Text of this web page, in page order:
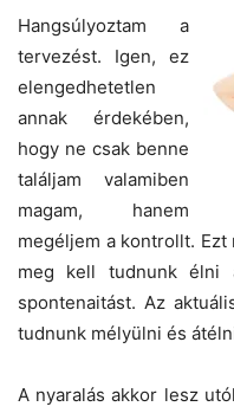
Hangsúlyoztam a
tervezést. Igen, ez
elengedhetetlen
annak érdekében,
hogy ne csak benne
találjam valamiben
magam, hanem
megéljem a kontrollt.
meg kell tudnunk élni
spontenaitást. Az
tudnunk mélyülni és
A nyaralás akkor lesz